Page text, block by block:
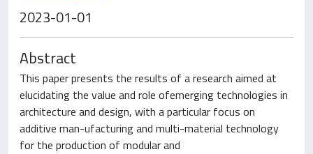
2023-01-01
Abstract
This paper presents the results of a research aimed at
elucidating the value and role ofemerging technologies in
architecture and design, with a particular focus on
additive man-ufacturing and multi-material technology
for the production of modular and